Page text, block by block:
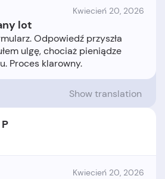
Kwiecień 20, 2026
lot
Odpowiedź przyszła
ulgę, chociaż pieniądze
Show translation
Kwiecień 20, 2026